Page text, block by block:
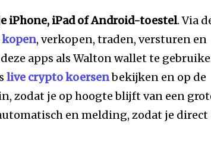
iPhone, iPad of Android-toestel. Via
, verkopen, traden, versturen en
apps als Walton wallet te
live crypto koersenbekijken en op de
zodat je op hoogte blijft van een
en melding, zodat je direct